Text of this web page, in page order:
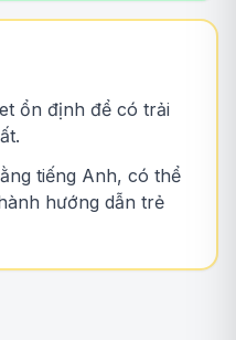
ổn định để có trải
tiếng Anh, có thể
hướng dẫn trẻ